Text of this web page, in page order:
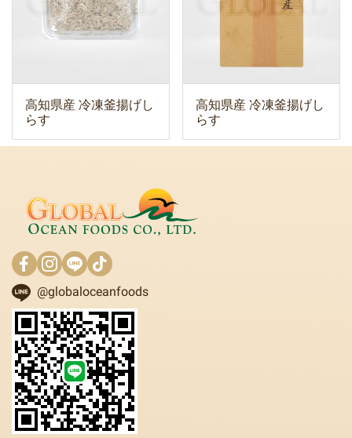
高知県産 冷凍釜揚げし
らす
高知県産 冷凍釜揚げし
らす
@globaloceanfoods